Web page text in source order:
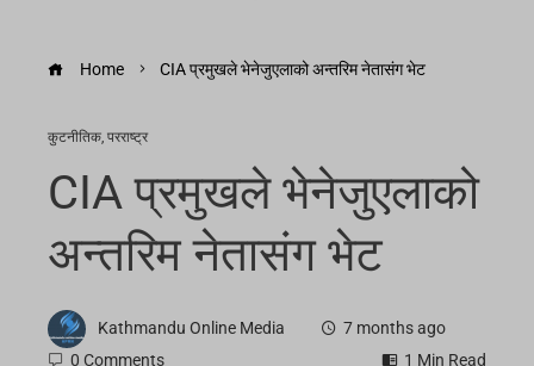
Home CIA प्रमुखले भेनेजुएलाको अन्तरिम नेतासंग भेट
कुटनीतिक, परराष्ट्र
CIA प्रमुखले भेनेजुएलाको
अन्तरिम नेतासंग भेट
Kathmandu Online Media
7 months ago
0 Comments
1 Min Read